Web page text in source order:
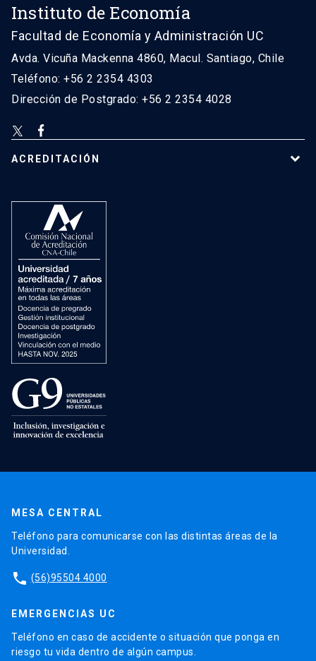
Instituto de Economía
Facultad de Economía y Administración UC
Avda. Vicuña Mackenna 4860, Macul. Santiago, Chile
Teléfono: +56 2 2354 4303
Dirección de Postgrado: +56 2 2354 4028
ACREDITACIÓN
MESA CENTRAL
Teléfono para comunicarse con las distintas áreas de la
Universidad.
phone (56)95504 4000
EMERGENCIAS UC
Teléfono en caso de accidente o situación que ponga en
riesgo tu vida dentro de algún campus.